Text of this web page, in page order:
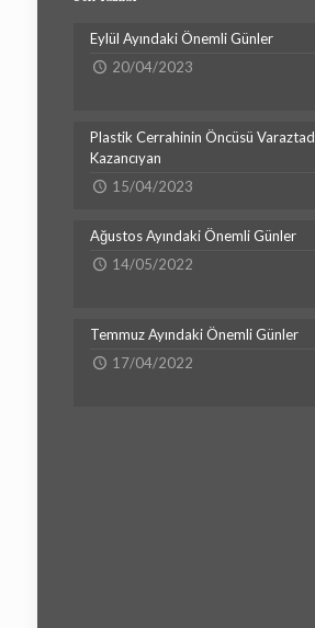
Eylül Ayındaki Önemli Günler
20/04/2023
Plastik Cerrahinin Öncüsü Varaztad
Kazancıyan
15/04/2023
Ağustos Ayındaki Önemli Günler
14/05/2022
Temmuz Ayındaki Önemli Günler
17/04/2022